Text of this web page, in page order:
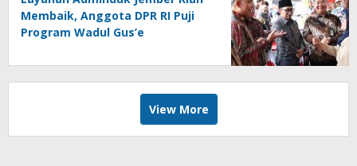
Membaik, Anggota DPR RI Puji
Program Wadul Gus’e
View More